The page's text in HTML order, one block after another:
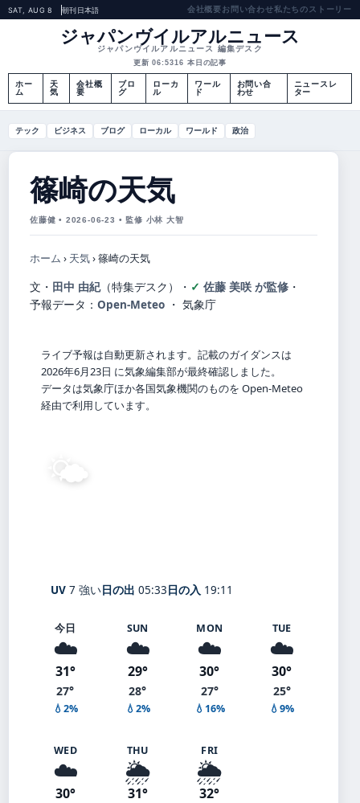
SAT, AUG 8 朝刊日本語 会社概要お問い合わせ私たちのストーリー
ジャパンヴイルアルニュース
ジャパンヴイルアルニュース 編集デスク
更新 06:5316 本日の記事
ホー
ム
天
気
会社概
要
ブロ
グ
ローカ
ル
ワール
ド
お問い合
わせ
ニュースレ
ター
テック ビジネス ブログ ローカル ワールド 政治
篠崎の天気
佐藤健 • 2026-06-23 • 監修 小林 大智
ホーム › 天気›篠崎の天気
文・ 田中 由紀（特集デスク） ・ 佐藤 美咲 が監修 ・
予報データ： Open-Meteo ・ 気象庁
ライブ予報は自動更新されます。記載のガイダンスは
2026年6月23日 に気象編集部が最終確認しました。
データは気象庁ほか各国気象機関のものを Open-Meteo
経由で利用しています。
🌤️
UV 7 強い日の出 05:33日の入 19:11
今日
☁️
31°
27°
💧2%
SUN
☁️
29°
28°
💧2%
MON
☁️
30°
27°
💧16%
TUE
☁️
30°
25°
💧9%
WED
☁️
30°
THU
🌦️
31°
FRI
🌦️
32°